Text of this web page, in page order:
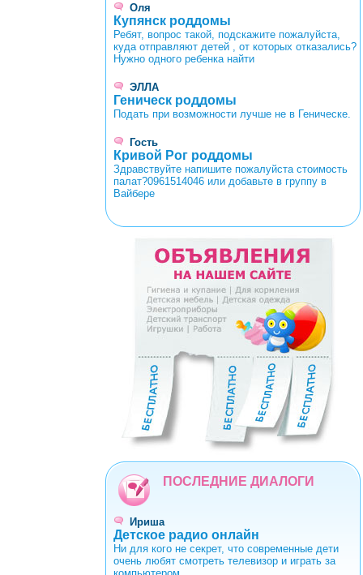
Оля
Купянск роддомы
Ребят, вопрос такой, подскажите пожалуйста,
куда отправляют детей , от которых отказались?
Нужно одного ребенка найти
ЭЛЛА
Геническ роддомы
Подать при возможности лучше не в Геническе.
Гость
Кривой Рог роддомы
Здравствуйте напишите пожалуйста стоимость
палат?0961514046 или добавьте в группу в
Вайбере
0123456789
ПОСЛЕДНИЕ ДИАЛОГИ
Ириша
Детское радио онлайн
Ни для кого не секрет, что современные дети
очень любят смотреть телевизор и играть за